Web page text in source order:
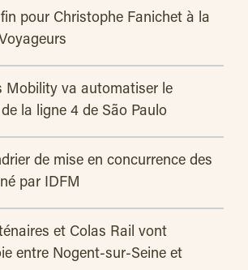
pour Christophe Fanichet à la
Mobility va automatiser le
la ligne 4 de São Paulo
de mise en concurrence des
par IDFM
et Colas Rail vont
entre Nogent-sur-Seine et